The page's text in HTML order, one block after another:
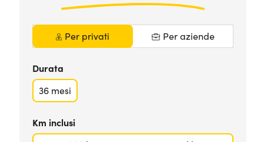
Per privati Per aziende
Durata
36 mesi
Km inclusi